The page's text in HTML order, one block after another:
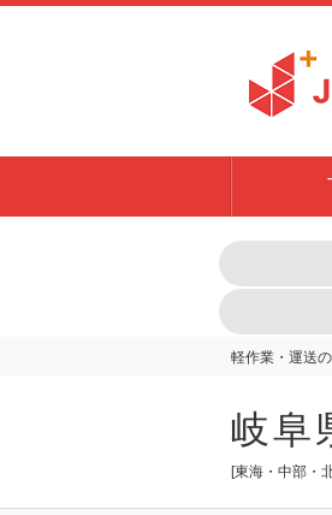
軽作業・運送
岐阜
[東海・中部・